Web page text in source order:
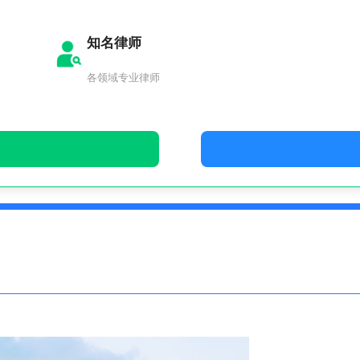
知名律师
各领域专业律师